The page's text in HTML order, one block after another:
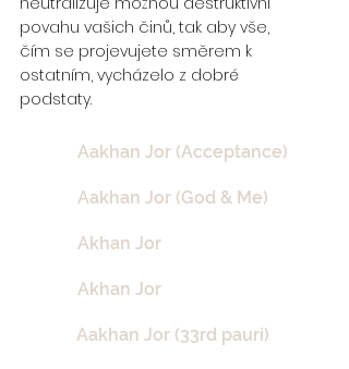
povahu vašich činů, tak aby vše,
čím se projevujete směrem k
ostatním, vycházelo z dobré
podstaty.
Aakhan Jor (Acceptance)
Aakhan Jor (God & Me)
Akhan Jor
Akhan Jor
Aakhan Jor (33rd pauri)